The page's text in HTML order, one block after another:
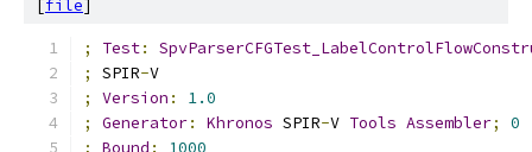
[file]
; Test:
;
SPIR-V
;
Version :
1.0
;
Generator: Khronos SPIR-V Tools Assembler;
0
;
Bound :
1000